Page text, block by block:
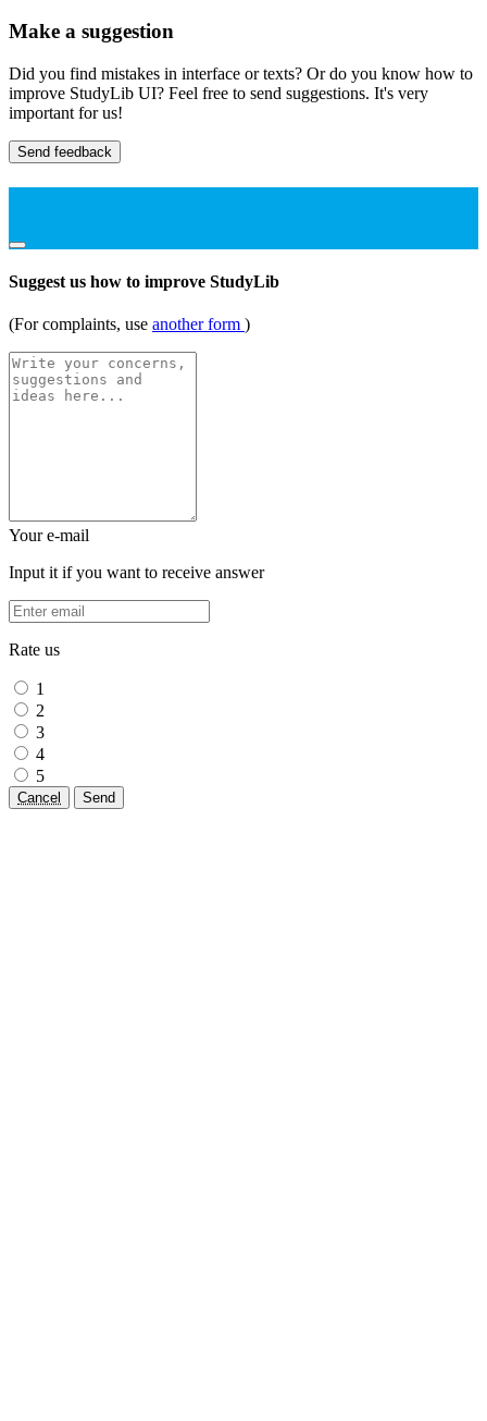
Make a suggestion
Did you find mistakes in interface or texts? Or do you know how to
improve StudyLib UI? Feel free to send suggestions. It's very
important for us!
Send feedback
Suggest us how to improve StudyLib
(For complaints, use another form )
Your e-mail
Input it if you want to receive answer
Rate us
1
2
3
4
5
Cancel Send